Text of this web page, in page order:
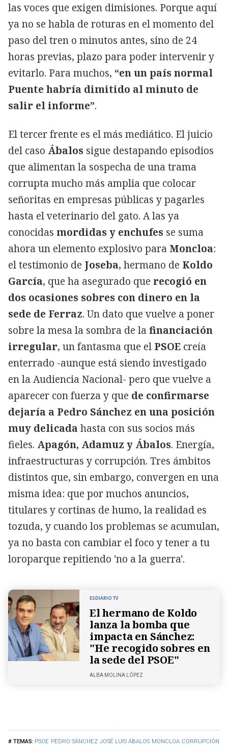
PSOE PEDRO SÁNCHEZ JOSÉ LUIS ÁBALOS MONCLOA CORRUPCIÓN
las voces que exigen dimisiones. Porque aquí
ya no se habla de roturas en el momento del
paso del tren o minutos antes, sino de 24
horas previas, plazo para poder intervenir y
evitarlo. Para muchos, “en un país normal
Puente habría dimitido al minuto de
salir el informe”.
El tercer frente es el más mediático. El juicio
del caso Ábalos sigue destapando episodios
que alimentan la sospecha de una trama
corrupta mucho más amplia que colocar
señoritas en empresas públicas y pagarles
hasta el veterinario del gato. A las ya
conocidas mordidas y enchufes se suma
ahora un elemento explosivo para Moncloa:
el testimonio de Joseba, hermano de Koldo
García, que ha asegurado que recogió en
dos ocasiones sobres con dinero en la
sede de Ferraz. Un dato que vuelve a poner
sobre la mesa la sombra de la financiación
irregular, un fantasma que el PSOE creía
enterrado -aunque está siendo investigado
en la Audiencia Nacional- pero que vuelve a
aparecer con fuerza y que de confirmarse
dejaría a Pedro Sánchez en una posición
muy delicada hasta con sus socios más
fieles. Apagón, Adamuz y Ábalos. Energía,
infraestructuras y corrupción. Tres ámbitos
distintos que, sin embargo, convergen en una
misma idea: que por muchos anuncios,
titulares y cortinas de humo, la realidad es
tozuda, y cuando los problemas se acumulan,
ya no basta con cambiar el foco y tener a tu
loroparque repitiendo 'no a la guerra'.
ESDIARIO TV
El hermano de Koldo
lanza la bomba que
impacta en Sánchez:
"He recogido sobres en
la sede del PSOE"
ALBA MOLINA LÓPEZ